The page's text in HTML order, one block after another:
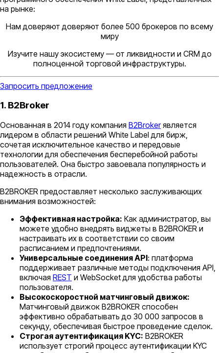
на рынке:
Нам доверяют доверяют более 500 брокеров по всему
миру
Изучите нашу экосистему — от ликвидности и CRM до
полноценной торговой инфраструктуры.
Запросить предложение
1. B2Broker
Основанная в 2014 году компания B2Brokerявляется
лидером в области решений White Label для бирж,
сочетая исключительное качество и передовые
технологии для обеспечения бесперебойной работы
пользователей. Она быстро завоевала популярность и
надежность в отрасли.
B2BROKER предоставляет несколько заслуживающих
внимания возможностей:
Эффективная настройка: Как администратор, вы
можете удобно внедрять виджеты в B2BROKER и
настраивать их в соответствии со своим
расписанием и предпочтениями.
Универсальные соединения API: платформа
поддерживает различные методы подключения API,
включая REST и WebSocket для удобства работы
пользователя.
Высокоскоростной матчинговый движок:
Матчинговый движок B2BROKER способен
эффективно обрабатывать до 30 000 запросов в
секунду, обеспечивая быстрое проведение сделок.
Строгая аутентификация KYC: B2BROKER
использует строгий процесс аутентификации KYC